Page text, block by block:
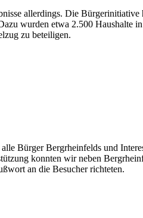
allerdings. Die Bürgerinitiative
wurden etwa 2.500 Haushalte
zu beteiligen.
Bürger Bergrheinfelds und
konnten wir neben
an die Besucher richteten.